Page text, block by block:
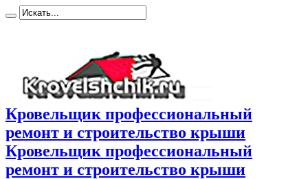
Кровельщик профессиональный
ремонт и строительство крыши
Кровельщик профессиональный
ремонт и строительство крыши